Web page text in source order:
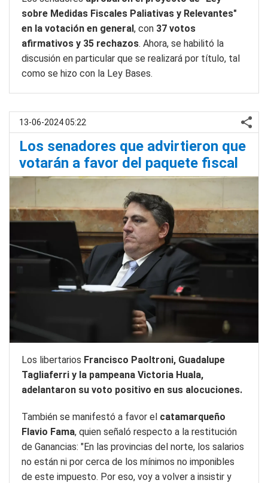
sobre Medidas Fiscales Paliativas y Relevantes"
en la votación en general , con 37 votos
afirmativos y 35 rechazos. Ahora, se habilitó la
discusión en particular que se realizará por título, tal
como se hizo con la Ley Bases.
13-06-2024 05:22
Los senadores que advirtieron que
votarán a favor del paquete fiscal
Los libertarios Francisco Paoltroni, Guadalupe
Tagliaferri y la pampeana Victoria Huala,
adelantaron su voto positivo en sus alocuciones.
También se manifestó a favor el catamarqueño
Flavio Fama, quien señaló respecto a la restitución
de Ganancias: "En las provincias del norte, los salarios
no están ni por cerca de los mínimos no imponibles
de este impuesto. Por eso, voy a volver a insistir y